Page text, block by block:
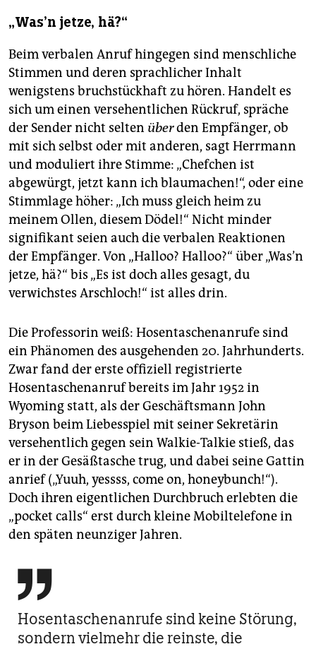
„Was’n jetze, hä?“
Beim verbalen Anruf hingegen sind menschliche
Stimmen und deren sprachlicher Inhalt
wenigstens bruchstückhaft zu hören. Handelt es
sich um einen versehentlichen Rückruf, spräche
der Sender nicht selten überden Empfänger, ob
mit sich selbst oder mit anderen, sagt Herrmann
und moduliert ihre Stimme: „Chefchen ist
abgewürgt, jetzt kann ich blaumachen!“, oder eine
Stimmlage höher: „Ich muss gleich heim zu
meinem Ollen, diesem Dödel!“ Nicht minder
signifikant seien auch die verbalen Reaktionen
der Empfänger. Von „Halloo? Halloo?“ über „Was’n
jetze, hä?“ bis „Es ist doch alles gesagt, du
verwichstes Arschloch!“ ist alles drin.
Die Professorin weiß: Hosentaschenanrufe sind
ein Phänomen des ausgehenden 20. Jahrhunderts.
Zwar fand der erste offiziell registrierte
Hosentaschenanruf bereits im Jahr 1952 in
Wyoming statt, als der Geschäftsmann John
Bryson beim Liebesspiel mit seiner Sekretärin
versehentlich gegen sein Walkie-Talkie stieß, das
er in der Gesäßtasche trug, und dabei seine Gattin
anrief („Yuuh, yessss, come on, honeybunch!“).
Doch ihren eigentlichen Durchbruch erlebten die
„pocket calls“ erst durch kleine Mobiltelefone in
den späten neunziger Jahren.

Hosentaschenanrufe sind keine Störung,
sondern vielmehr die reinste, die